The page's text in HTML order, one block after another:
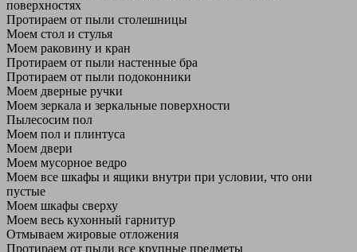
поверхностях
Протираем от пыли столешницы
Моем стол и стулья
Моем раковину и кран
Протираем от пыли настенные бра
Протираем от пыли подоконники
Моем дверные ручки
Моем зеркала и зеркальные поверхности
Пылесосим пол
Моем пол и плинтуса
Моем двери
Моем мусорное ведро
Моем все шкафы и ящики внутри при условии, что они
пустые
Моем шкафы сверху
Моем весь кухонный гарнитур
Отмываем жировые отложения
Протираем от пыли все крупные предметы